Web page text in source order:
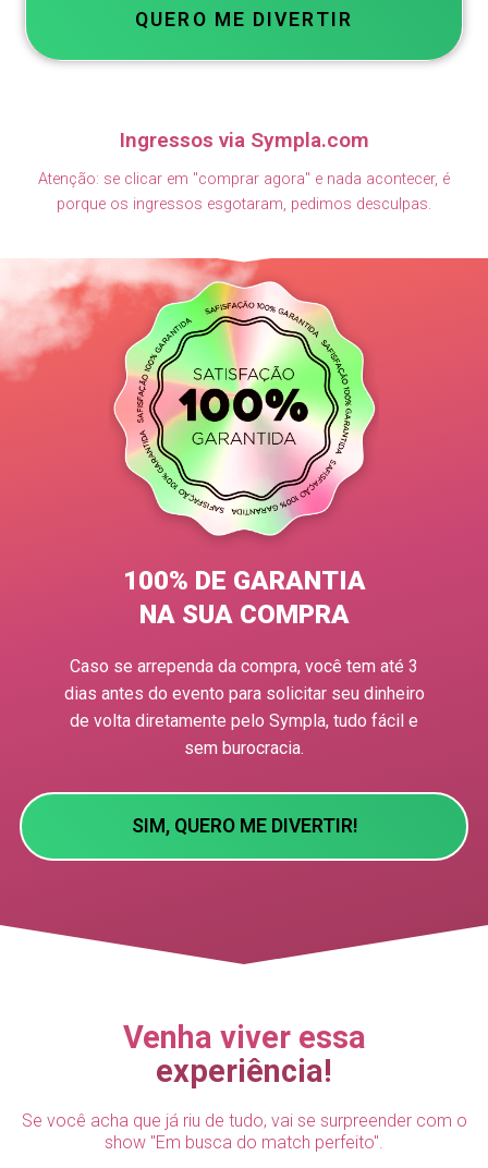
QUERO ME DIVERTIR
Ingressos via Sympla.com
Atenção: se clicar em "comprar agora" e nada acontecer, é
porque os ingressos esgotaram, pedimos desculpas.
100% DE GARANTIA
NA SUA COMPRA
Caso se arrependa da compra, você tem até 3
dias antes do evento para solicitar seu dinheiro
de volta diretamente pelo Sympla, tudo fácil e
sem burocracia.
SIM, QUERO ME DIVERTIR!
Venha viver essa
experiência!
Se você acha que já riu de tudo, vai se surpreender com o
show "Em busca do match perfeito".